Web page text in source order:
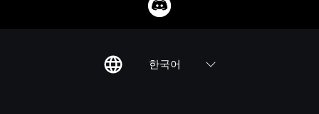
한국어